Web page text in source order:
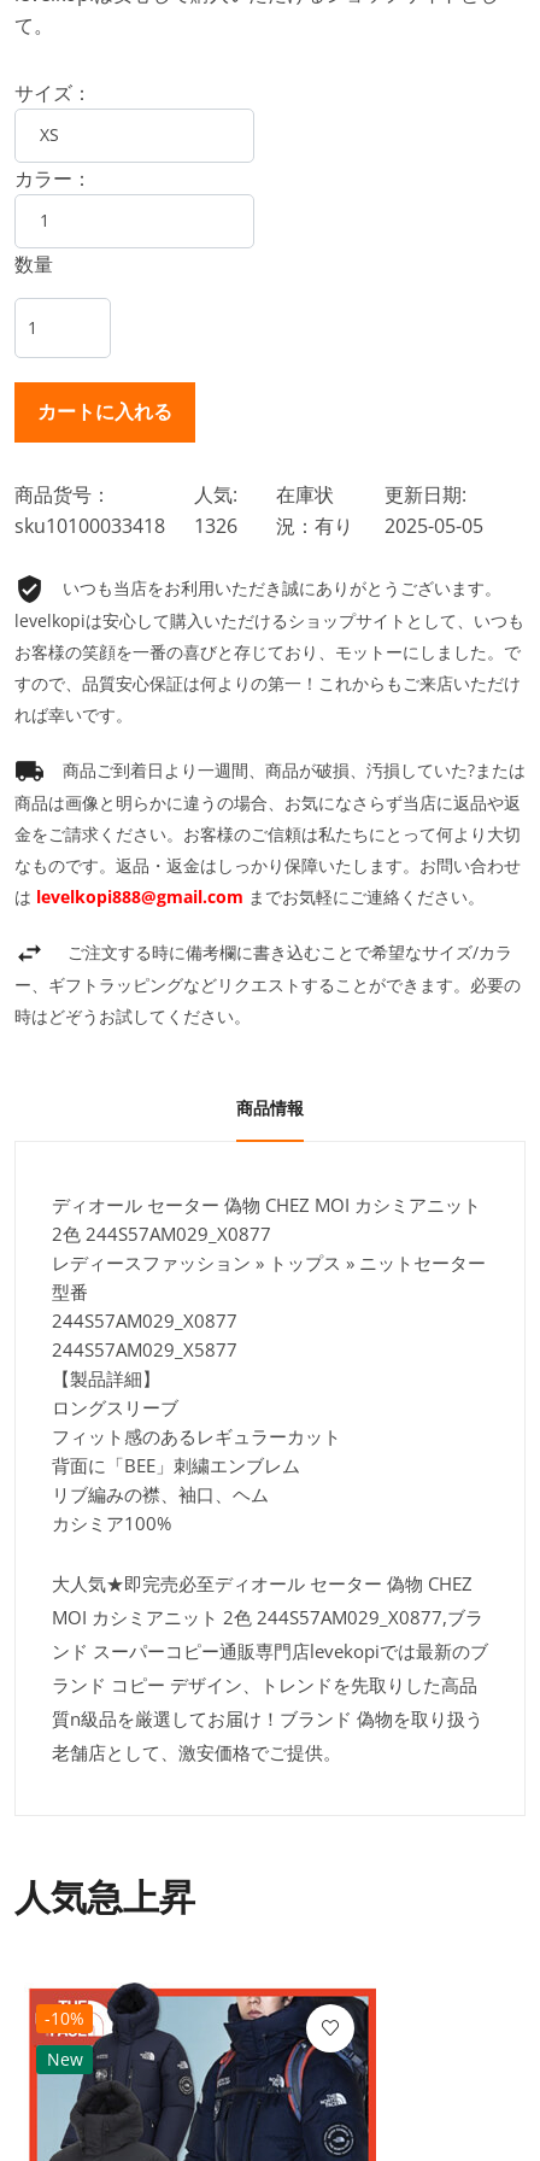
て。
サイズ：
カラー：
数量
商品货号：
sku10100033418
人気:
1326
在庫状
況：有り
更新日期:
2025-05-05
いつも当店をお利用いただき誠にありがとうございます。
levelkopiは安心して購入いただけるショップサイトとして、いつも
お客様の笑顔を一番の喜びと存じており、モットーにしました。で
すので、品質安心保証は何よりの第一！これからもご来店いただけ
れば幸いです。
商品ご到着日より一週間、商品が破損、汚損していた?または
商品は画像と明らかに違うの場合、お気になさらず当店に返品や返
金をご請求ください。お客様のご信頼は私たちにとって何より大切
なものです。返品・返金はしっかり保障いたします。お問い合わせ
は levelkopi888@gmail.com までお気軽にご連絡ください。
ご注文する時に備考欄に書き込むことで希望なサイズ/カラ
ー、ギフトラッピングなどリクエストすることができます。必要の
時はどぞうお試してください。
商品情報
ディオール セーター 偽物 CHEZ MOI カシミアニット
2色 244S57AM029_X0877
レディースファッション » トップス » ニットセーター
型番
244S57AM029_X0877
244S57AM029_X5877
【製品詳細】
ロングスリーブ
フィット感のあるレギュラーカット
背面に「BEE」刺繍エンブレム
リブ編みの襟、袖口、ヘム
カシミア100%
大人気★即完売必至ディオール セーター 偽物 CHEZ
MOI カシミアニット 2色 244S57AM029_X0877,ブラ
ンド スーパーコピー通販専門店levekopiでは最新のブ
ランド コピー デザイン、トレンドを先取りした高品
質n級品を厳選してお届け！ブランド 偽物を取り扱う
老舗店として、激安価格でご提供。
人気急上昇
-10%
New